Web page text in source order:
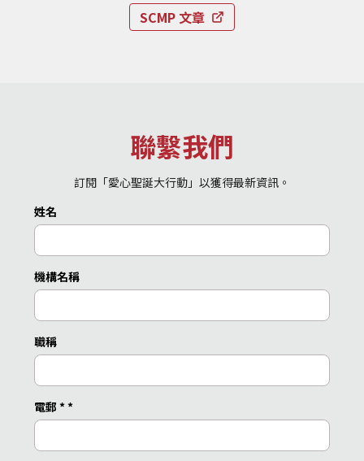
SCMP 文章
聯繫我們
訂閱「愛心聖誕大行動」以獲得最新資訊。
姓名
機構名稱
職稱
電郵 **